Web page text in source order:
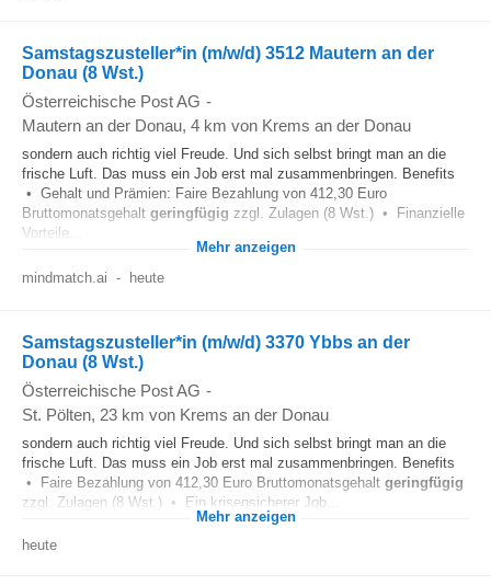
Samstagszusteller*in (m/w/d) 3512 Mautern an der
Donau (8 Wst.)
Österreichische Post AG -
Mautern an der Donau, 4 km von Krems an der Donau
sondern auch richtig viel Freude. Und sich selbst bringt man an die
frische Luft. Das muss ein Job erst mal zusammenbringen. Benefits
• Gehalt und Prämien: Faire Bezahlung von 412,30 Euro
Bruttomonatsgehalt geringfügig zzgl. Zulagen (8 Wst.) • Finanzielle
Vorteile...
Mehr anzeigen
mindmatch.ai - heute
Samstagszusteller*in (m/w/d) 3370 Ybbs an der
Donau (8 Wst.)
Österreichische Post AG -
St. Pölten, 23 km von Krems an der Donau
sondern auch richtig viel Freude. Und sich selbst bringt man an die
frische Luft. Das muss ein Job erst mal zusammenbringen. Benefits
• Faire Bezahlung von 412,30 Euro Bruttomonatsgehalt geringfügig
zzgl. Zulagen (8 Wst.) • Ein krisensicherer Job...
Mehr anzeigen
heute